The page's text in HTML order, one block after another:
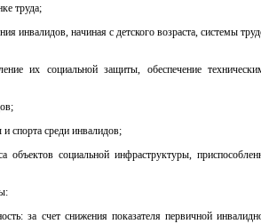
труда;
инвалидов, начиная с детского возраста, системы
их социальной защиты, обеспечение
и спорта среди инвалидов;
социальной инфраструктуры,
за счет снижения показателя первичной